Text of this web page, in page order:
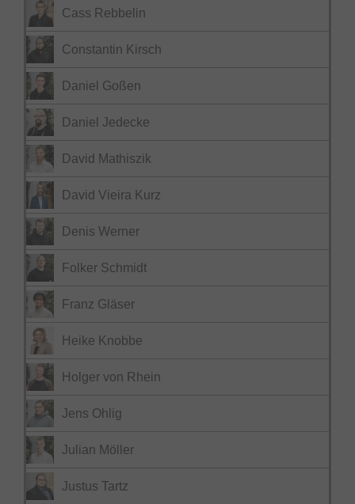
Cass Rebbelin
Constantin Kirsch
Daniel Goßen
Daniel Jedecke
David Mathiszik
David Vieira Kurz
Denis Werner
Folker Schmidt
Franz Gläser
Heike Knobbe
Holger von Rhein
Jens Ohlig
Julian Möller
Justus Tartz